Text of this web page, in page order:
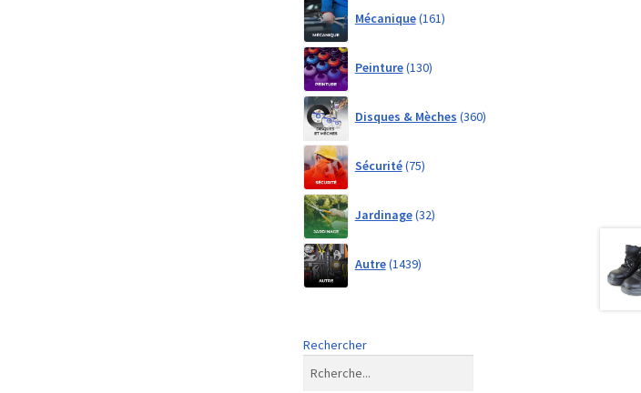
Mécanique 161products
Peinture 130products
Disques & Mèches 360products
Sécurité 75products
Jardinage 32products
Autre 1439products
Rechercher